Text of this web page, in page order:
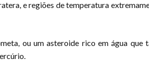
e regiões de temperatura
ou um asteroide rico em água que